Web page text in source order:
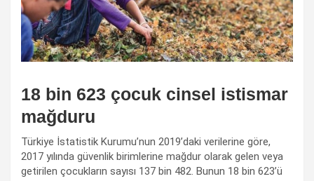
18 bin 623 çocuk cinsel istismar
mağduru
Türkiye İstatistik Kurumu’nun 2019’daki verilerine göre,
2017 yılında güvenlik birimlerine mağdur olarak gelen veya
getirilen çocukların sayısı 137 bin 482. Bunun 18 bin 623’ü